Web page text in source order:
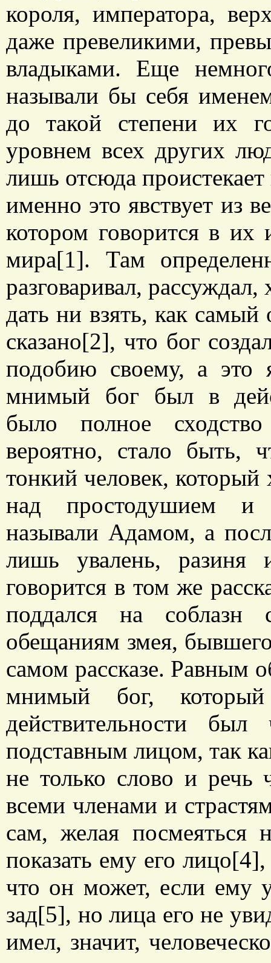
короля, императора,
даже превеликими,
владыками. Еще
называли бы себя
до такой степени их
уровнем всех других
лишь отсюда
именно это явствует из
котором говорится в
мира[1]. Там
разговаривал,
дать ни взять, как
сказано[2], что бог
подобию своему, а это
мнимый бог был в
было полное
вероятно, стало
тонкий человек, который
над простодушием и
называли Адамом, а
лишь увалень,
говорится в том же
поддался на
обещаниям змея,
самом рассказе. Равным
мнимый бог,
действительности
подставным лицом, так
не только слово и речь
всеми членами и
сам, желая посмеяться
показать ему его
что он может, если ему
зад[5], но лица его не
имел, значит,